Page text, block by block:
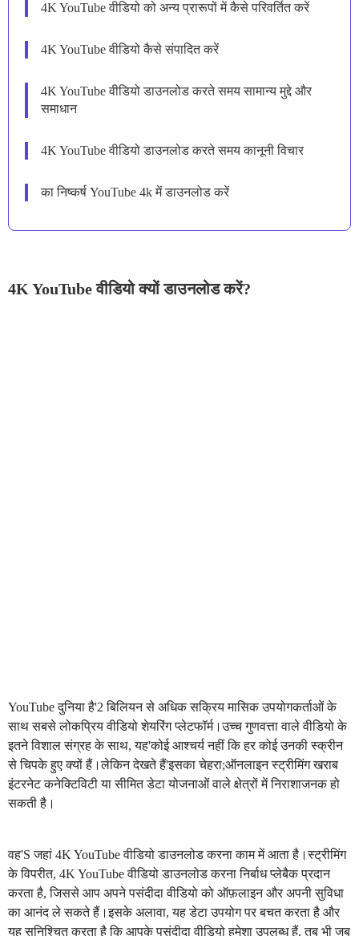
4K YouTube वीडियो को अन्य प्रारूपों में कैसे परिवर्तित करें
4K YouTube वीडियो कैसे संपादित करें
4K YouTube वीडियो डाउनलोड करते समय सामान्य मुद्दे और
समाधान
4K YouTube वीडियो डाउनलोड करते समय कानूनी विचार
का निष्कर्ष YouTube 4k में डाउनलोड करें
4K YouTube वीडियो क्यों डाउनलोड करें?
YouTube दुनिया है'2 बिलियन से अधिक सक्रिय मासिक उपयोगकर्ताओं के
साथ सबसे लोकप्रिय वीडियो शेयरिंग प्लेटफॉर्म।उच्च गुणवत्ता वाले वीडियो के
इतने विशाल संग्रह के साथ, यह'कोई आश्चर्य नहीं कि हर कोई उनकी स्क्रीन
से चिपके हुए क्यों हैं।लेकिन देखते हैं'इसका चेहरा;ऑनलाइन स्ट्रीमिंग खराब
इंटरनेट कनेक्टिविटी या सीमित डेटा योजनाओं वाले क्षेत्रों में निराशाजनक हो
सकती है।
वह'S जहां 4K YouTube वीडियो डाउनलोड करना काम में आता है।स्ट्रीमिंग
के विपरीत, 4K YouTube वीडियो डाउनलोड करना निर्बाध प्लेबैक प्रदान
करता है, जिससे आप अपने पसंदीदा वीडियो को ऑफ़लाइन और अपनी सुविधा
का आनंद ले सकते हैं।इसके अलावा, यह डेटा उपयोग पर बचत करता है और
यह सुनिश्चित करता है कि आपके पसंदीदा वीडियो हमेशा उपलब्ध हैं, तब भी जब